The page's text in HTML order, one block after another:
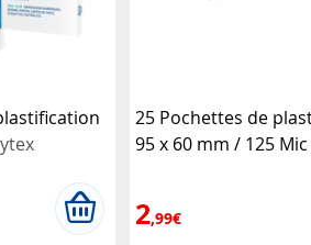
25 Pochettes de
95 x 60 mm / 125
2,99€